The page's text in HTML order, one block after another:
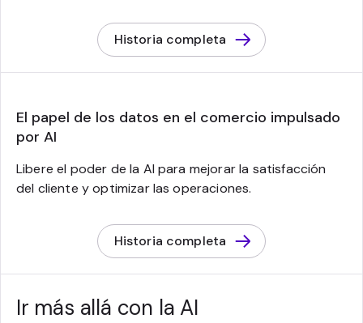
Historia completa
El papel de los datos en el comercio impulsado
por AI
Libere el poder de la AI para mejorar la satisfacción
del cliente y optimizar las operaciones.
Historia completa
Ir más allá con la AI